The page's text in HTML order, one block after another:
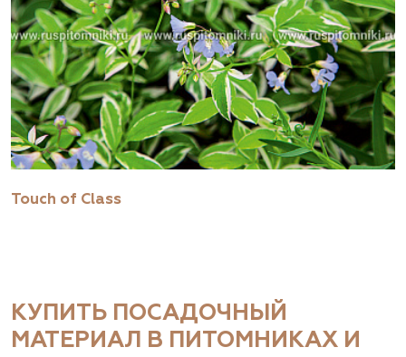
Touch of Class
КУПИТЬ ПОСАДОЧНЫЙ
МАТЕРИАЛ В ПИТОМНИКАХ И